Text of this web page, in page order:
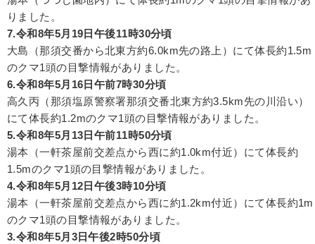
りました。
7.令和8年5月19日午後11時30分頃
大島（那須交番から北東方約6.0km先の路上）にて体長約1.5m
のクマ1頭の目撃情報がありました。
6.令和8年5月16日午前7時30分頃
高久丙（那須塩原警察署那須交番北東方約3.5km先の川沿い）
にて体長約1.2mのクマ1頭の目撃情報がありました。
5.令和8年5月13日午前11時50分頃
湯本（一軒茶屋前交差点から西に約1.0km付近）にて体長約
1.5mのクマ1頭の目撃情報がありました。
4.令和8年5月12日午後3時10分頃
湯本（一軒茶屋前交差点から西に約1.2km付近）にて体長約1m
のクマ1頭の目撃情報がありました。
3.令和8年5月3日午後2時50分頃